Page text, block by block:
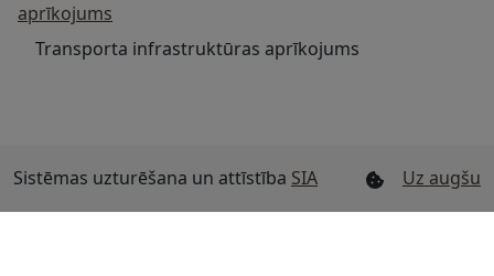
aprīkojums
Transporta infrastruktūras aprīkojums
Uz augšu
Sistēmas uzturēšana un attīstība SIA